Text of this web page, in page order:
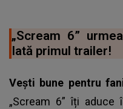
„Scream 6”
Iată primul trailer!
Vești bune pentru
„Scream 6” îți aduce